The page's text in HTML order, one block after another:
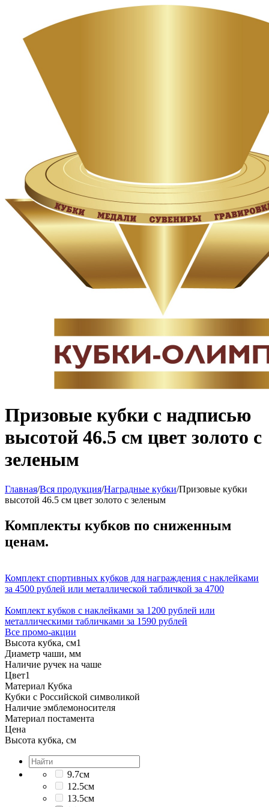
Призовые кубки с надписью
высотой 46.5 см цвет золото с
зеленым
Главная/Вся продукция/Наградные кубки/Призовые кубки
высотой 46.5 см цвет золото с зеленым
Комплекты кубков по сниженным
ценам.
Комплект спортивных кубков для награждения с наклейками
за 4500 рублей или металлической табличкой за 4700
Комплект кубков с наклейками за 1200 рублей или
металлическими табличками за 1590 рублей
Все промо-акции
Высота кубка, см1
Диаметр чаши, мм
Наличие ручек на чаше
Цвет1
Материал Кубка
Кубки с Российской символикой
Наличие эмблемоносителя
Материал постамента
Цена
Высота кубка, см
9.7см
12.5см
13.5см